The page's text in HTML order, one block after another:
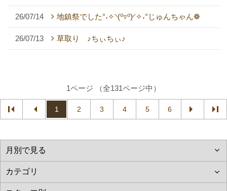
26/07/14 地鎮祭でした°˖✧◝(⁰▿⁰)◜✧˖°じゅんちゃん❁
26/07/13 草取り ♪ちぃちぃ♪
1ページ （全131ページ中）
1 2 3 4 5 6